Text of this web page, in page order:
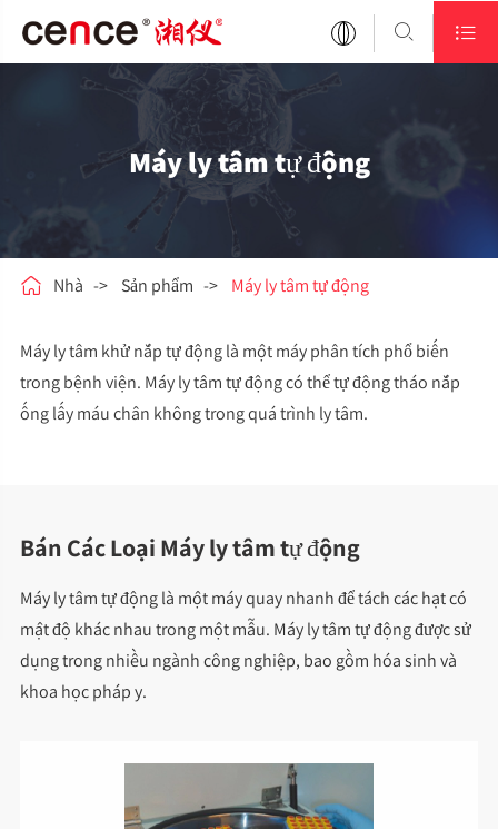
 
Máy ly tâm tự động
 Nhà Sản phẩm Máy ly tâm tự động
Máy ly tâm khử nắp tự động là một máy phân tích phổ biến
trong bệnh viện. Máy ly tâm tự động có thể tự động tháo nắp
ống lấy máu chân không trong quá trình ly tâm.
Bán Các Loại Máy ly tâm tự động
Máy ly tâm tự động là một máy quay nhanh để tách các hạt có
mật độ khác nhau trong một mẫu. Máy ly tâm tự động được sử
dụng trong nhiều ngành công nghiệp, bao gồm hóa sinh và
khoa học pháp y.